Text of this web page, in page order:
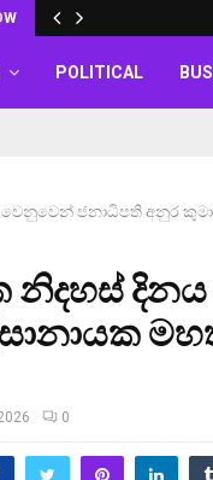
POLITICAL
ජනාධිපති අනුර
නිදහස්
0